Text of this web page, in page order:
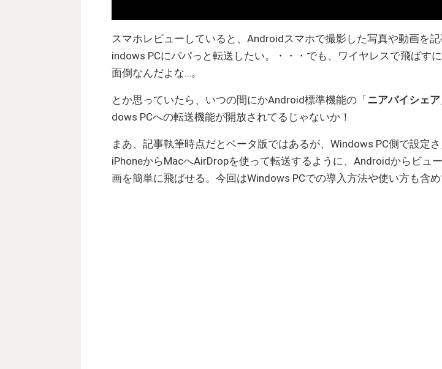
スマホレビューしていると、Androidスマホで撮影した写真や動画を
indows PCにパパっと転送したい。・・・でも、ワイヤレスで飛ばす
面倒なんだよな…。
とか思っていたら、いつの間にかAndroid標準機能の「ニアバイシェア
dows PCへの転送機能が開放されてるじゃないか！
まあ、記事執筆時点だとベータ版ではあるが、Windows PC側で設定さ
iPhoneからMacへAirDropを使って転送するように、Androidからビュ
画を簡単に飛ばせる。今回はWindows PCでの導入方法や使い方も含め